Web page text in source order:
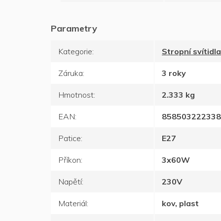
Kategorie: Stropní svítidla
Záruka: 3 roky
Hmotnost: 2.333 kg
EAN:
Patice: E27
Příkon: 3x60W
Napětí: 230V
Materiál: kov, plast